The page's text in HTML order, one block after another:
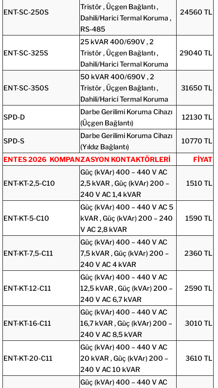
ENT-SC-250S
Tristör , Üçgen Bağlantı ,
Dahili/Harici Termal Koruma ,
RS-485
24560 TL
ENT-SC-325S
25 kVAR 400/690V , 2
Tristör , Üçgen Bağlantı ,
Dahili/Harici Termal Koruma
29040 TL
ENT-SC-350S
50 kVAR 400/690V , 2
Tristör , Üçgen Bağlantı ,
Dahili/Harici Termal Koruma
31650 TL
SPD-D
Darbe Gerilimi Koruma Cihazı
(Üçgen Bağlantı)
12130 TL
SPD-S
Darbe Gerilimi Koruma Cihazı
(Yıldız Bağlantı)
10770 TL
ENTES 2026 KOMPANZASYON KONTAKTÖRLERİ FİYAT
ENT-KT-2,5-C10
Güç (kVAr) 400 – 440 V AC
2,5 kVAR , Güç (kVAr) 200 –
240 V AC 1,4 kVAR
1510 TL
ENT-KT-5-C10
Güç (kVAr) 400 – 440 V AC 5
kVAR , Güç (kVAr) 200 – 240
V AC 2,8 kVAR
1590 TL
ENT-KT-7,5-C11
Güç (kVAr) 400 – 440 V AC
7,5 kVAR , Güç (kVAr) 200 –
240 V AC 4 kVAR
2360 TL
ENT-KT-12-C11
Güç (kVAr) 400 – 440 V AC
12,5 kVAR , Güç (kVAr) 200 –
240 V AC 6,7 kVAR
2590 TL
ENT-KT-16-C11
Güç (kVAr) 400 – 440 V AC
16,7 kVAR , Güç (kVAr) 200 –
240 V AC 8,5 kVAR
3010 TL
ENT-KT-20-C11
Güç (kVAr) 400 – 440 V AC
20 kVAR , Güç (kVAr) 200 –
240 V AC 10 kVAR
3610 TL
Güç (kVAr) 400 – 440 V AC